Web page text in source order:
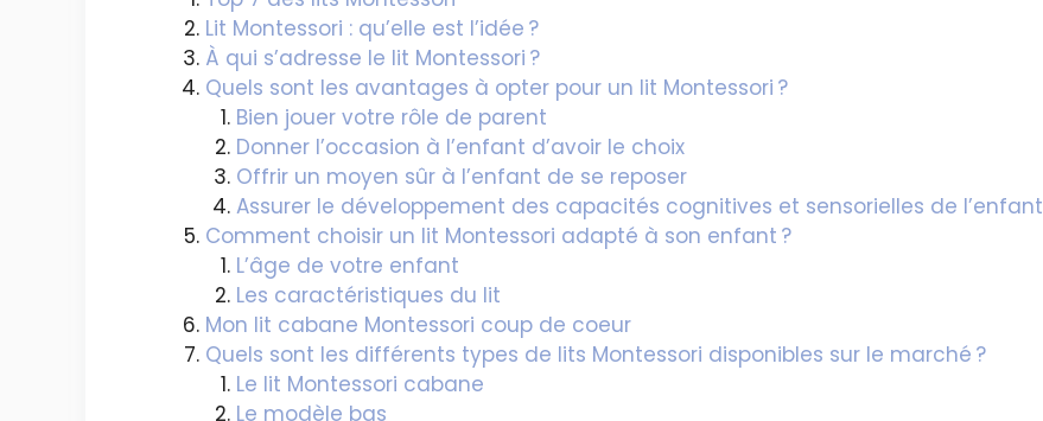
Lit Montessori : qu’elle est l’idée ?
À qui s’adresse le lit Montessori ?
Quels sont les avantages à opter pour un lit Montessori ?
Bien jouer votre rôle de parent
Donner l’occasion à l’enfant d’avoir le choix
Offrir un moyen sûr à l’enfant de se reposer
Assurer le développement des capacités cognitives et sensorielles de l’enfant
Comment choisir un lit Montessori adapté à son enfant ?
L’âge de votre enfant
Les caractéristiques du lit
Mon lit cabane Montessori coup de coeur
Quels sont les différents types de lits Montessori disponibles sur le marché ?
Le lit Montessori cabane
Le modèle bas